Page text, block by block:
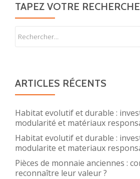
TAPEZ VOTRE
ARTICLES RÉCENTS
Habitat evolutif et durable :
modularité et matériaux
Habitat evolutif et durable :
modularite et materiaux
Pièces de monnaie anciennes :
reconnaître leur valeur ?